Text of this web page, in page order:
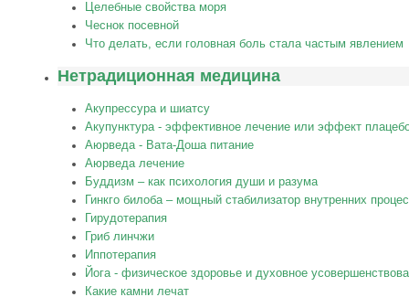
Целебные свойства моря
Чеснок посевной
Что делать, если головная боль стала частым явлением
Нетрадиционная медицина
Акупрессура и шиатсу
Акупунктура - эффективное лечение или эффект
Аюрведа - Вата-Доша питание
Аюрведа лечение
Буддизм – как психология души и разума
Гинкго билоба – мощный стабилизатор внутренних
Гирудотерапия
Гриб линчжи
Иппотерапия
Йога - физическое здоровье и духовное
Какие камни лечат